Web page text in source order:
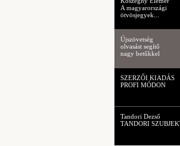
A magyarországi
ötvösjegyek...
Újszövetség
olvasást segítő
nagy betűkkel
SZERZŐI KIADÁS
PROFI MÓDON
Tandori Dezső
TANDORI